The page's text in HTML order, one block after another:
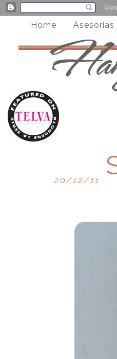
Home Asesorias
20/12/11